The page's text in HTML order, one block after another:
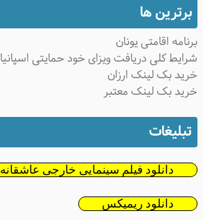
برترین ها
برنامه اقامتی یونان
شرایط کلی دریافت ویزای خود حمایتی اسپانیا
خرید بک لینک ارزان
خرید بک لینک معتبر
تبلیغات
دانلود فیلم سینمایی خارجی عاشقانه
دانلود ریمیکس